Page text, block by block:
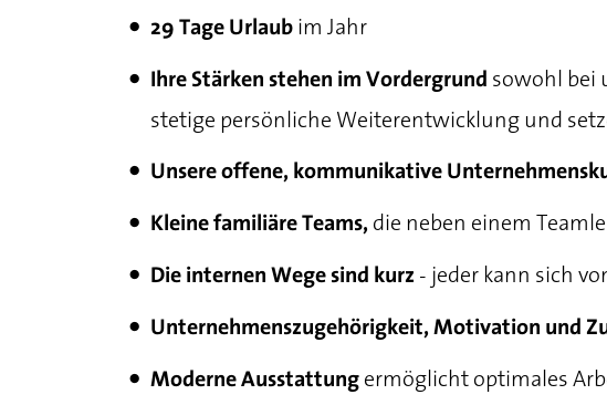
29 Tage Urlaub im Jahr
Ihre Stärken stehen im Vordergrund sowohl bei
stetige persönliche Weiterentwicklung und
Unsere offene, kommunikative
Kleine familiäre Teams, die neben einem
Die internen Wege sind kurz - jeder kann sich
Unternehmenszugehörigkeit, Motivation und
Moderne Ausstattung ermöglicht optimales